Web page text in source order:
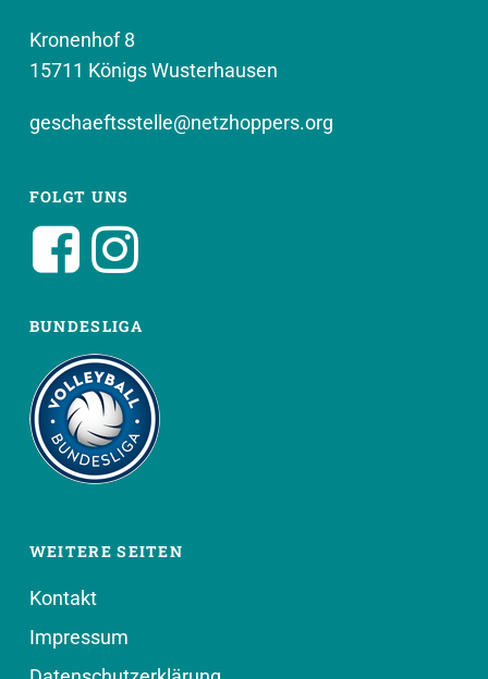
Kronenhof 8
15711 Königs Wusterhausen
geschaeftsstelle@netzhoppers.org
FOLGT UNS
BUNDESLIGA
WEITERE SEITEN
Kontakt
Impressum